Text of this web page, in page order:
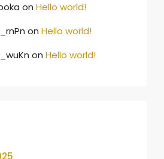
on Hello world!
on Hello world!
on Hello world!